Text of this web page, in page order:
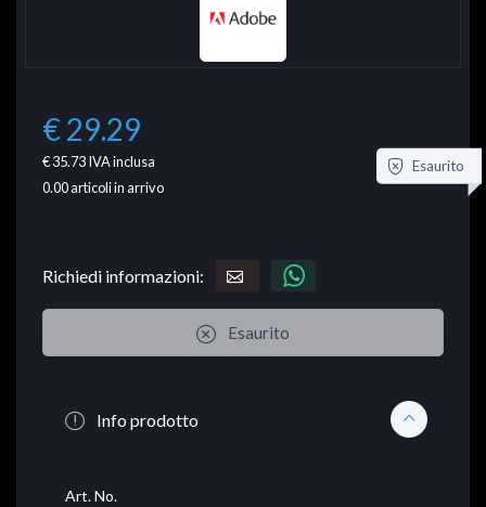
€ 29.29
€ 35.73IVA inclusa
0.00articoli in arrivo
Esaurito
Richiedi informazioni:
Esaurito
Info prodotto
Art. No.